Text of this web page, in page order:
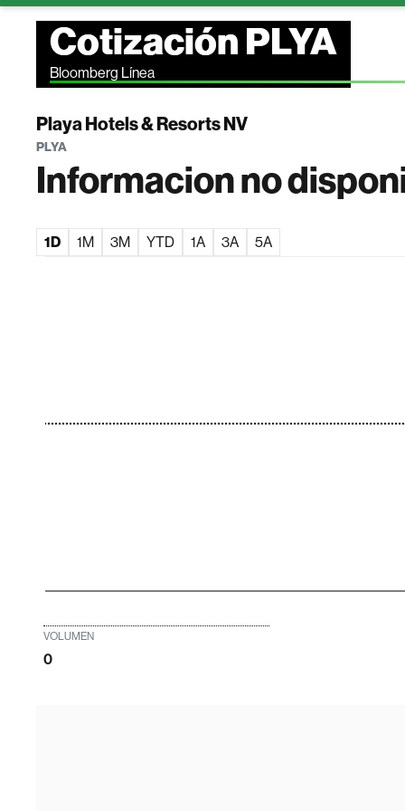
Cotización PLYA
Bloomberg Línea
Playa Hotels & Resorts NV
PLYA
Informacion no
1D 1M 3M YTD 1A 3A 5A
VOLUMEN
0